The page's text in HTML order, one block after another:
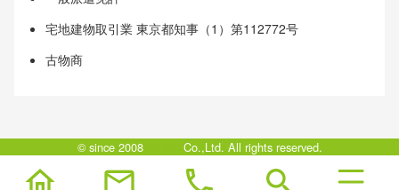
宅地建物取引業 東京都知事（1）第112772号
古物商
© since 2008 Co.,Ltd. All rights reserved.
home mail phone search